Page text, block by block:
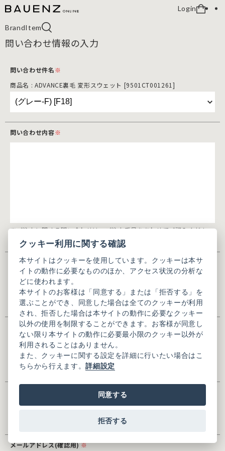
Login
BrandItem
問い合わせ情報の入力
問い合わせ件名※
商品名 : ADVANCE裏毛 変形スウェット [9501CT001261]
問い合わせ内容※
※ご注文に関する問い合わせは、ご注文番号をあわせてご記入くださ
氏名※
※全角入力
氏名(かな)※
※全角ひらがな入力
メールアドレス(確認用)※
クッキー利用に関する確認
本サイトはクッキーを使用しています。クッキーは本サ
イトの動作に必要なもののほか、アクセス状況の分析な
どに使われます。
本サイトのお客様は「同意する」または「拒否する」を
選ぶことができ、同意した場合は全てのクッキーが利用
され、拒否した場合は本サイトの動作に必要なクッキー
以外の使用を制限することができます。お客様が同意し
ない限り本サイトの動作に必要最小限のクッキー以外が
利用されることはありません。
また、クッキーに関する設定を詳細に行いたい場合はこ
ちらから行えます。詳細設定
同意する
拒否する